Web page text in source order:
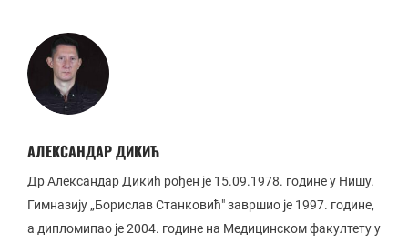
АЛЕКСАНДАР ДИКИЋ
Др Александар Дикић рођен је 15.09.1978. године у Нишу.
Гимназију „Борислав Станковић" завршио је 1997. године,
а дипломипао је 2004. године на Медицинском факултету у